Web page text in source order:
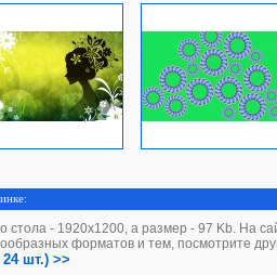
стола - 1920х1200, а размер - 97 Kb. На
форматов и тем, посмотрите
шт.) >>